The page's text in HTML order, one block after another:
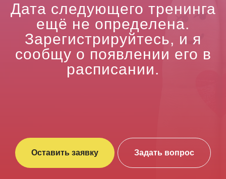
Дата следующего тренинга
ещё не определена.
Зарегистрируйтесь, и я
сообщу о появлении его в
расписании.
Оставить заявку Задать вопрос